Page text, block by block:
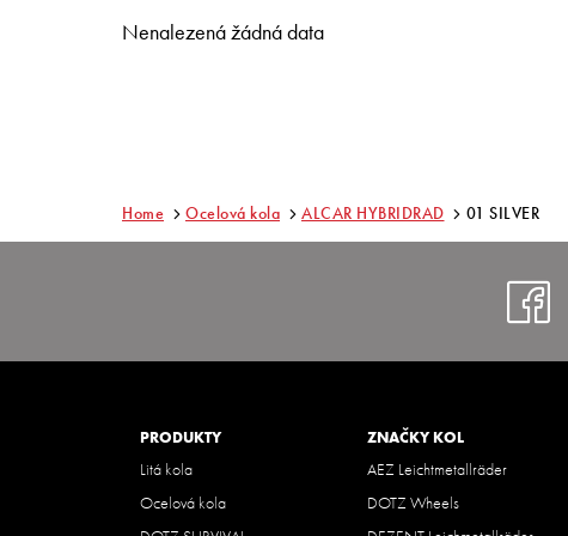
Nenalezená žádná data
Home Ocelová kola ALCAR HYBRIDRAD 01 SILVER
PRODUKTY
Litá kola
Ocelová kola
ZNAČKY KOL
AEZ Leichtmetallräder
DOTZ Wheels